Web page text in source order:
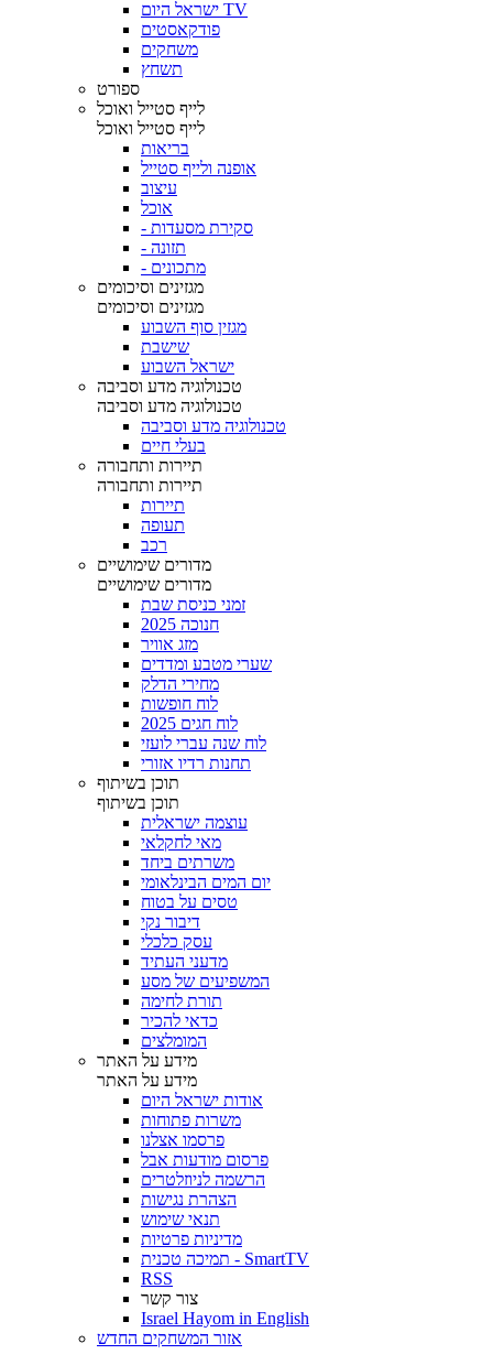
ישראל היום TV
פודקאסטים
משחקים
תשחץ
ספורט
לייף סטייל ואוכל
לייף סטייל ואוכל
בריאות
אופנה ולייף סטייל
עיצוב
אוכל
- סקירת מסעדות
- תזונה
- מתכונים
מגזינים וסיכומים
מגזינים וסיכומים
מגזין סוף השבוע
שישבת
ישראל השבוע
טכנולוגיה מדע וסביבה
טכנולוגיה מדע וסביבה
טכנולוגיה מדע וסביבה
בעלי חיים
תיירות ותחבורה
תיירות ותחבורה
תיירות
תעופה
רכב
מדורים שימושיים
מדורים שימושיים
זמני כניסת שבת
חנוכה 2025
מזג אוויר
שערי מטבע ומדדים
מחירי הדלק
לוח חופשות
לוח חגים 2025
לוח שנה עברי לועזי
תחנות רדיו אזורי
תוכן בשיתוף
תוכן בשיתוף
עוצמה ישראלית
מאי לחקלאי
משרתים ביחד
יום המים הבינלאומי
טסים על בטוח
דיבור נקי
עסק כלכלי
מדעני העתיד
המשפיעים של מסע
תורת לחימה
כדאי להכיר
המומלצים
מידע על האתר
מידע על האתר
אודות ישראל היום
משרות פתוחות
פרסמו אצלנו
פרסום מודעות אבל
הרשמה לניוזלטרים
הצהרת נגישות
תנאי שימוש
מדיניות פרטיות
תמיכה טכנית - SmartTV
RSS
צור קשר
Israel Hayom in English
אזור המשחקים החדש